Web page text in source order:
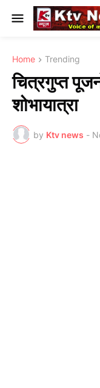
Home Trending
चित्रगुप्त
शोभायात्रा
by Ktv news -